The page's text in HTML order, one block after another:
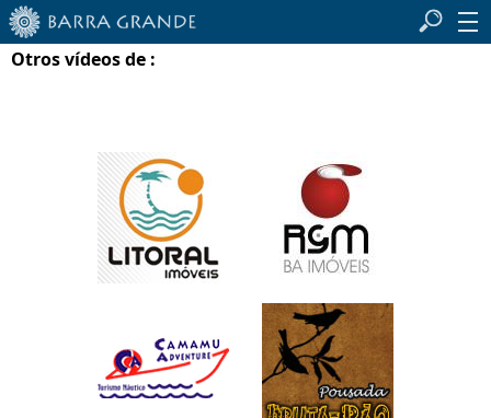
Otros vídeos de :